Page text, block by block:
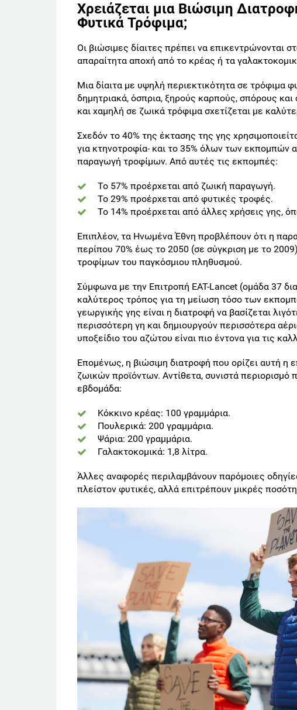
Χρειάζεται μια Βιώσιμη
Φυτικά Τρόφιμα;
Οι βιώσιμες δίαιτες πρέπει να επικεντρώνονται
απαραίτητα αποχή από το κρέας ή τα
Μια δίαιτα με υψηλή περιεκτικότητα σε τρόφιμα
δημητριακά, όσπρια, ξηρούς καρπούς, σπόρους
και χαμηλή σε ζωικά τρόφιμα σχετίζεται με
Σχεδόν το 40% της έκτασης της γης
για κτηνοτροφία- και το 35% όλων των εκπομπών
παραγωγή τροφίμων. Από αυτές τις εκπομπές:
Το 57% προέρχεται από ζωική παραγωγή.
Το 29% προέρχεται από φυτικές τροφές.
Το 14% προέρχεται από άλλες χρήσεις γης,
Επιπλέον, τα Ηνωμένα Έθνη προβλέπουν ότι η
περίπου 70% έως το 2050 (σε σύγκριση με το
τροφίμων του παγκόσμιου πληθυσμού.
Σύμφωνα με την Επιτροπή EAT-Lancet (ομάδα 37
καλύτερος τρόπος για τη μείωση τόσο των
γεωργικής γης είναι η διατροφή να βασίζεται
περισσότερη γη και δημιουργούν περισσότερα
υποξείδιο του αζώτου είναι πιο έντονα για τις
Επομένως, η βιώσιμη διατροφή που ορίζει αυτή η
ζωικών προϊόντων. Αντίθετα, συνιστά
εβδομάδα:
Κόκκινο κρέας: 100 γραμμάρια.
Πουλερικά: 200 γραμμάρια.
Ψάρια: 200 γραμμάρια.
Γαλακτοκομικά: 1,8 λίτρα.
Άλλες αναφορές περιλαμβάνουν παρόμοιες
πλείστον φυτικές, αλλά επιτρέπουν μικρές